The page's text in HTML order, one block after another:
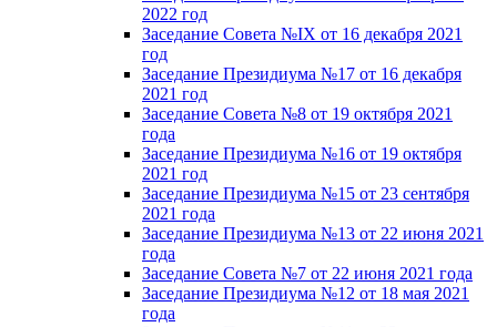
2022 год
Заседание Совета №IX от 16 декабря 2021
год
Заседание Президиума №17 от 16 декабря
2021 год
Заседание Совета №8 от 19 октября 2021
года
Заседание Президиума №16 от 19 октября
2021 год
Заседание Президиума №15 от 23 сентября
2021 года
Заседание Президиума №13 от 22 июня 2021
года
Заседание Совета №7 от 22 июня 2021 года
Заседание Президиума №12 от 18 мая 2021
года